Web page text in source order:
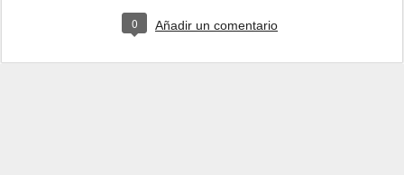
0 Añadir un comentario